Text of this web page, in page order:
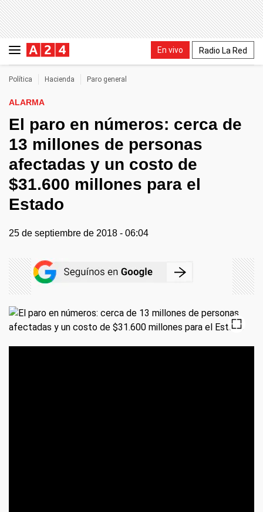
En vivo Radio La Red
Política Hacienda Paro general
ALARMA
El paro en números: cerca de
13 millones de personas
afectadas y un costo de
$31.600 millones para el
Estado
25 de septiembre de 2018 - 06:04